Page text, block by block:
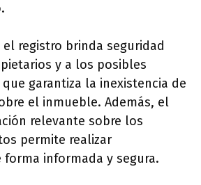
el registro brinda seguridad
y a los posibles
garantiza la inexistencia de
el inmueble. Además, el
relevante sobre los
permite realizar
forma informada y segura.